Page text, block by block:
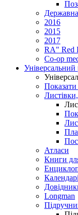
Державна
2016
2015
2017
RA" Red
Co-op
Універсальний
Показати
Атласи
Книги
Календарі
Longman